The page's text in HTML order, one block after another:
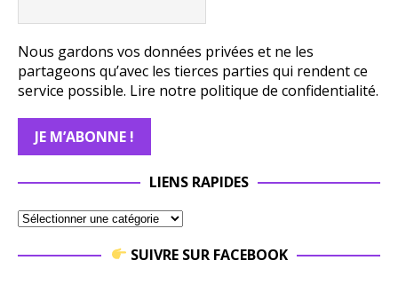
Nous gardons vos données privées et ne les
partageons qu’avec les tierces parties qui rendent ce
service possible. Lire notre politique de confidentialité.
LIENS RAPIDES
SUIVRE SUR FACEBOOK